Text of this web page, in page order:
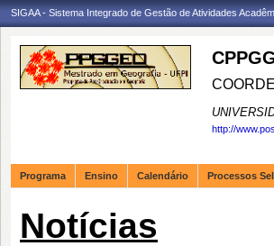
SIGAA - Sistema Integrado de Gestão de Atividades
http://
Programa Ensino Calendário Processos
Notícias